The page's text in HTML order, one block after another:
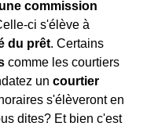
commission
ci s'élève à
du prêt. Certains
comme les courtiers
un courtier
s'élèveront en
dites? Et bien c'est